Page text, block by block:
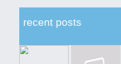
recent posts